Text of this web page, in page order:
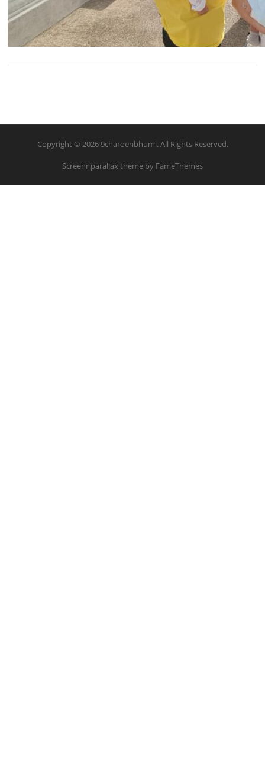
Copyright © 2026 9charoenbhumi. All Rights Reserved.
Screenr parallax theme by FameThemes